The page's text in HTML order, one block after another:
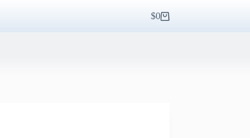
Carro
$0